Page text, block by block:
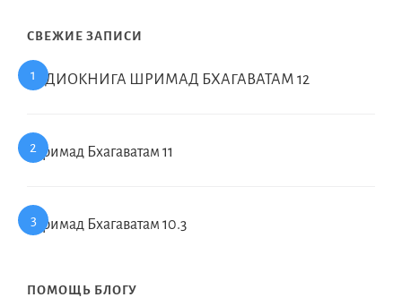
СВЕЖИЕ ЗАПИСИ
АУДИОКНИГА ШРИМАД БХАГАВАТАМ 12
Шримад Бхагаватам 11
Шримад Бхагаватам 10.3
ПОМОЩЬ БЛОГУ